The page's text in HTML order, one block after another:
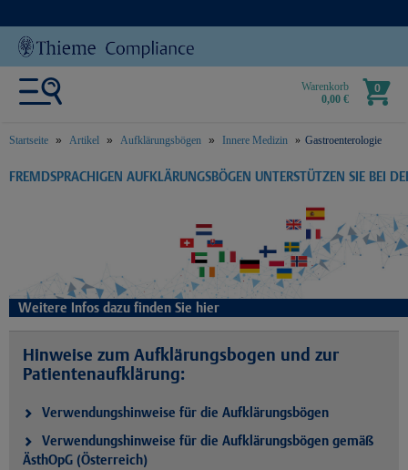
Warenkorb
0,00 €
0
Startseite Artikel Aufklärungsbögen Innere Medizin Gastroenterologie
text.skipToContent
text.skipToNavigation
FREMDSPRACHIGEN AUFKLÄRUNGSBÖGEN UNTERSTÜTZEN SIE BEI
Weitere Infos dazu finden Sie hier
Hinweise zum Aufklärungsbogen und zur
Patientenaufklärung:
Verwendungshinweise für die Aufklärungsbögen
Verwendungshinweise für die Aufklärungsbögen gemäß
ÄsthOpG (Österreich)